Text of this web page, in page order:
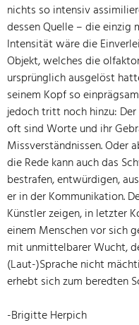
nichts so intensiv
dessen Quelle – die einzig
Intensität wäre die
Objekt, welches die
ursprünglich ausgelöst
seinem Kopf so
jedoch tritt noch hinzu:
oft sind Worte und ihr
Missverständnissen. Oder
die Rede kann auch das
bestrafen, entwürdigen,
er in der Kommunikation.
Künstler zeigen, in letzter
einem Menschen vor sich
mit unmittelbarer Wucht,
(Laut-)Sprache nicht
erhebt sich zum beredten
-Brigitte Herpich